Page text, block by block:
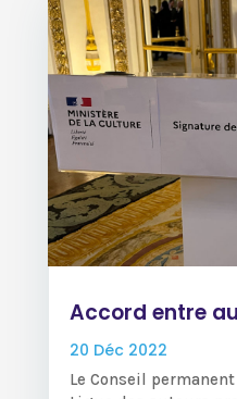
Accord entre
20 Déc 2022
Le Conseil